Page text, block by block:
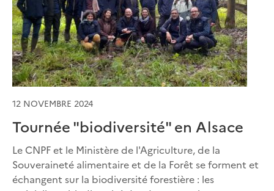
12 NOVEMBRE 2024
Tournée "biodiversité" en Alsace
Le CNPF et le Ministère de l'Agriculture, de la
Souveraineté alimentaire et de la Forêt se forment et
échangent sur la biodiversité forestière : les